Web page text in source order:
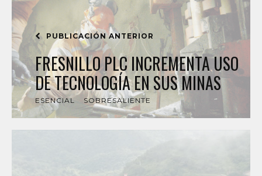
PUBLICACIÓN ANTERIOR
FRESNILLO PLC INCREMENTA USO
DE TECNOLOGÍA EN SUS MINAS
ESENCIAL SOBRESALIENTE